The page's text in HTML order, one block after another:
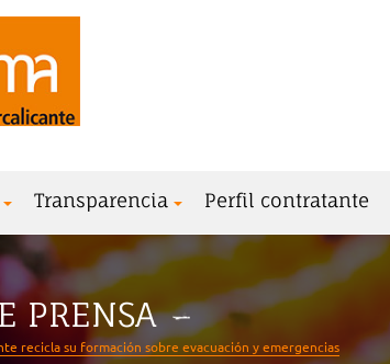
Transparencia Perfil contratante
PRENSA
recicla su formación sobre evacuación y emergencias